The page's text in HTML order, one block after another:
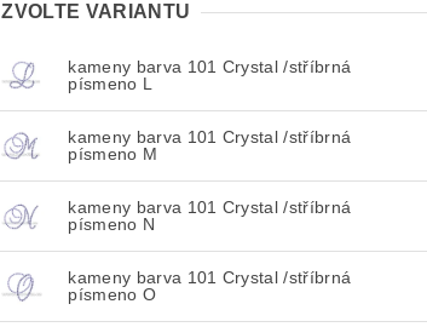
ZVOLTE VARIANTU
kameny barva 101 Crystal /stříbrná
písmeno L
kameny barva 101 Crystal /stříbrná
písmeno M
kameny barva 101 Crystal /stříbrná
písmeno N
kameny barva 101 Crystal /stříbrná
písmeno O